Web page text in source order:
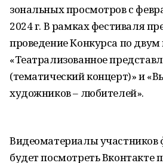
зональных просмотров с
2024 г. В рамках фестиваля
проведение Конкурса по
«Театрализованное
(тематический концерт)» и
художников – любителей».
Видеоматериалы участников
будет посмотреть Вконтакте